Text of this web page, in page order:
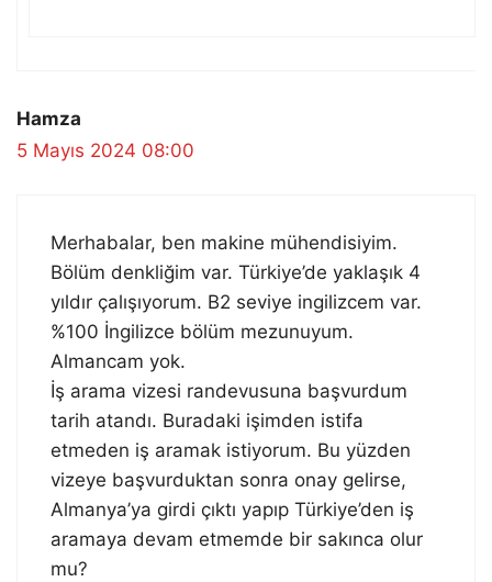
Hamza
5 Mayıs 2024 08:00
Merhabalar, ben makine mühendisiyim.
Bölüm denkliğim var. Türkiye’de yaklaşık 4
yıldır çalışıyorum. B2 seviye ingilizcem var.
%100 İngilizce bölüm mezunuyum.
Almancam yok.
İş arama vizesi randevusuna başvurdum
tarih atandı. Buradaki işimden istifa
etmeden iş aramak istiyorum. Bu yüzden
vizeye başvurduktan sonra onay gelirse,
Almanya’ya girdi çıktı yapıp Türkiye’den iş
aramaya devam etmemde bir sakınca olur
mu?